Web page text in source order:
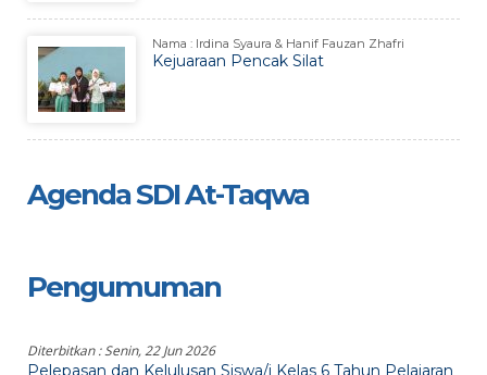
Nama : Irdina Syaura & Hanif Fauzan Zhafri
Kejuaraan Pencak Silat
Agenda SDI At-Taqwa
Pengumuman
Diterbitkan :Senin, 22 Jun 2026
Pelepasan dan Kelulusan Siswa/i Kelas 6 Tahun Pelajaran